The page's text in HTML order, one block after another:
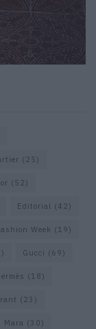
(25)
(52)
Editorial (42)
Week (19)
Gucci (69)
(18)
(23)
Mara (30)